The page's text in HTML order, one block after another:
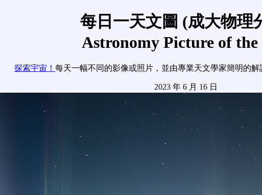
每日一天文圖 (成大物理
Astronomy Picture of the
探索宇宙！ 每天一幅不同的影像或照片，並由專業天文學家簡明的解
2023 年 6 月 16 日